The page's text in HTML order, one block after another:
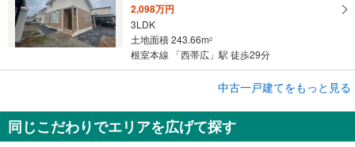
2,098万円
3LDK
土地面積 243.66m2
根室本線 「西帯広」駅 徒歩29分
帯広市西十五条南13丁目
350万円
6LDK
中古一戸建てをもっと見る
同じこだわりでエリアを広げて探す